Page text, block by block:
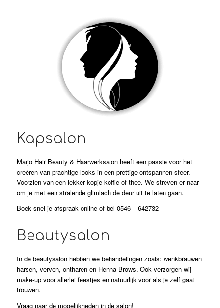
Kapsalon
Marjo Hair Beauty & Haarwerksalon heeft een passie voor het
creëren van prachtige looks in een prettige ontspannen sfeer.
Voorzien van een lekker kopje koffie of thee. We streven er naar
om je met een stralende glimlach de deur uit te laten gaan.
Boek snel je afspraak online of bel 0546 – 642732
Beautysalon
In de beautysalon hebben we behandelingen zoals: wenkbrauwen
harsen, verven, ontharen en Henna Brows. Ook verzorgen wij
make-up voor allerlei feestjes en natuurlijk voor als je zelf gaat
trouwen.
Vraag naar de mogelijkheden in de salon!